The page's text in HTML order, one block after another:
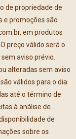
de propriedade de
e promoções são
em produtos
preço válido será o
aviso prévio.
alteradas sem aviso
válidos para o dia
até o término de
à análise de
de
sobre os